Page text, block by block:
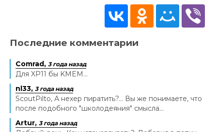
Последние комментарии
Comrad, 3 года назад
Для XP11 бы KMEM...
nl33, 3 года назад
ScoutPilto, А нехер пиратить?... Вы же понимаете, что
после подобного "школодеяния" смысла...
Artur, 3 года назад